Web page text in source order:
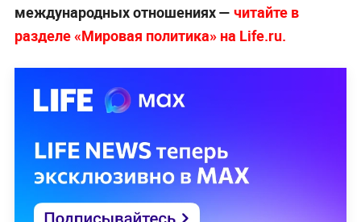
международных отношениях — читайте в
разделе «Мировая политика» на Life.ru.